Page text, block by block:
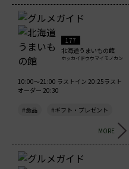
177
北海道うまいもの館
ホッカイドウウマイモノカン
10:00～21:00 ラストイン 20:25ラスト
オーダー 20:30
#食品 #ギフト・プレゼント
MORE